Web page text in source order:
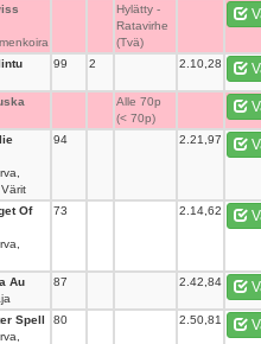
Hylätty -
Ratavirhe
(Tvä)
99 2 2.10,28
Alle 70p
(< 70p)
94 2.21,97
Of
73 2.14,62
Au
87 2.42,84
Spell
80 2.50,81